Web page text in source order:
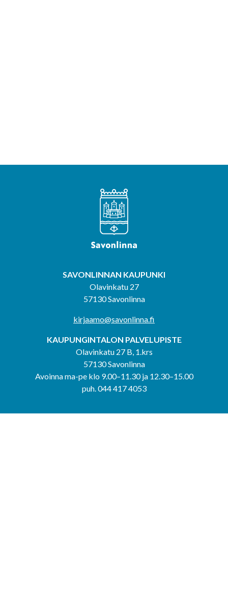
SAVONLINNAN KAUPUNKI
Olavinkatu 27
57130 Savonlinna
kirjaamo@savonlinna.fi
KAUPUNGINTALON PALVELUPISTE
Olavinkatu 27 B, 1.krs
57130 Savonlinna
Avoinna ma-pe klo 9.00–11.30 ja 12.30–15.00
puh. 044 417 4053